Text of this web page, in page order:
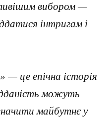
вибором —
інтригам і
— це епічна історія
можуть
майбутнє у